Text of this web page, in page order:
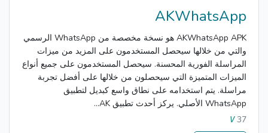
AKWhatsApp
AKWhatsApp APK هو نسخة مخصصة من WhatsApp الرسمي
والتي من خلالها سيحصل المستخدمون على المزيد من ميزات
المراسلة الفورية المحسنة. سيحصل المستخدمون على جميع أنواع
الميزات المتميزة التي سيحصلون من خلالها على أفضل تجربة
مراسلة. يتم استخدامه على نطاق واسع كبديل لتطبيق
WhatsApp الأصلي. يركز أحدث تطبيق AK...
V37